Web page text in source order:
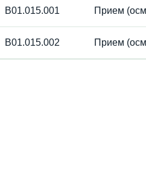
B01.015.001 Прием
B01.015.002 Прием